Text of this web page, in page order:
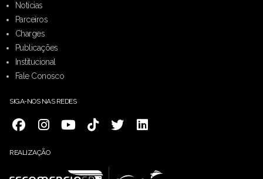
Notícias
Parceiros
Charges
Publicações
Institucional
Fale Conosco
SIGA-NOS NAS REDES
REALIZAÇÃO